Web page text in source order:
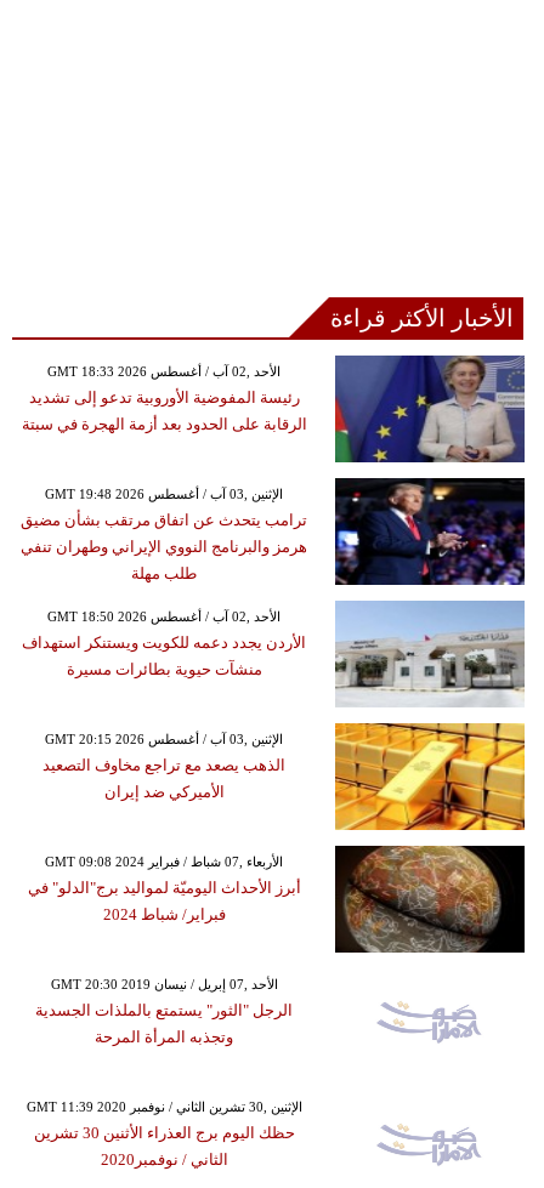
الأخبار الأكثر قراءة
GMT 18:33 2026 الأحد ,02 آب / أغسطس
رئيسة المفوضية الأوروبية تدعو إلى تشديد
الرقابة على الحدود بعد أزمة الهجرة في سبتة
GMT 19:48 2026 الإثنين ,03 آب / أغسطس
ترامب يتحدث عن اتفاق مرتقب بشأن مضيق
هرمز والبرنامج النووي الإيراني وطهران تنفي
طلب مهلة
GMT 18:50 2026 الأحد ,02 آب / أغسطس
الأردن يجدد دعمه للكويت ويستنكر استهداف
منشآت حيوية بطائرات مسيرة
GMT 20:15 2026 الإثنين ,03 آب / أغسطس
الذهب يصعد مع تراجع مخاوف التصعيد
الأميركي ضد إيران
GMT 09:08 2024 الأربعاء ,07 شباط / فبراير
أبرز الأحداث اليوميّة لمواليد برج"الدلو" في
فبراير/ شباط 2024
GMT 20:30 2019 الأحد ,07 إبريل / نيسان
الرجل "الثور" يستمتع بالملذات الجسدية
وتجذبه المرأة المرحة
GMT 11:39 2020 الإثنين ,30 تشرين الثاني / نوفمبر
حظك اليوم برج العذراء الأثنين 30 تشرين
الثاني / نوفمبر2020